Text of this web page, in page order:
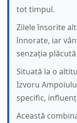
tot timpul.
Zilele însorite
înnorate, iar
senzația
Situată la o
Izvoru
specific,
Această